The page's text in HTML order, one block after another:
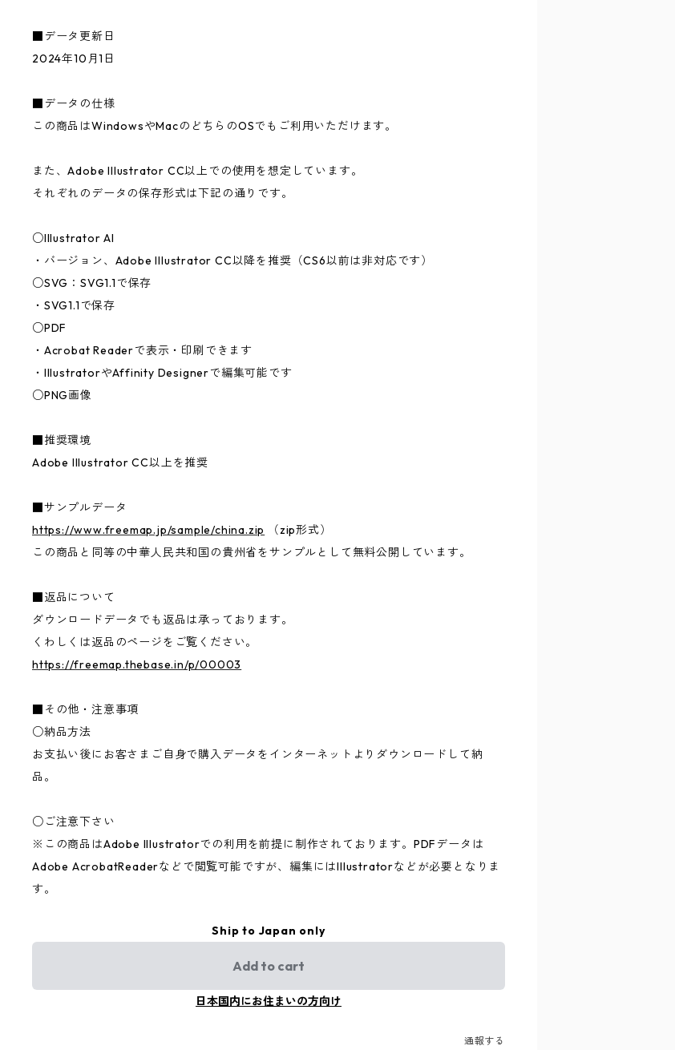
■データ更新日
2024年10月1日
■データの仕様
この商品はWindowsやMacのどちらのOSでもご利用いただけます。
また、Adobe Illustrator CC以上での使用を想定しています。
それぞれのデータの保存形式は下記の通りです。
○Illustrator AI
・バージョン、Adobe Illustrator CC以降を推奨（CS6以前は非対応です）
○SVG：SVG1.1で保存
・SVG1.1で保存
○PDF
・Acrobat Readerで表示・印刷できます
・IllustratorやAffinity Designerで編集可能です
○PNG画像
■推奨環境
Adobe Illustrator CC以上を推奨
■サンプルデータ
https://www.freemap.jp/sample/china.zip
（zip形式）
この商品と同等の中華人民共和国の貴州省をサンプルとして無料公開しています。
■返品について
ダウンロードデータでも返品は承っております。
くわしくは返品のページをご覧ください。
https://freemap.thebase.in/p/00003
■その他・注意事項
○納品方法
お支払い後にお客さまご自身で購入データをインターネットよりダウンロードして納
品。
○ご注意下さい
※この商品はAdobe Illustratorでの利用を前提に制作されております。PDFデータは
Adobe AcrobatReaderなどで閲覧可能ですが、編集にはIllustratorなどが必要となりま
す。
Ship to Japan only
Add to cart
日本国内にお住まいの方向け
通報する